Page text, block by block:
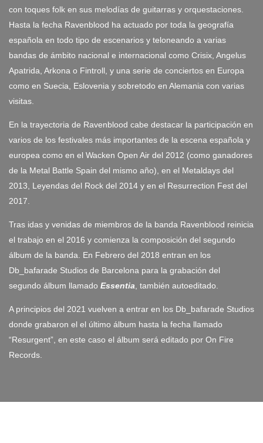
con toques folk en sus melodías de guitarras y orquestaciones.
Hasta la fecha Ravenblood ha actuado por toda la geografía
española en todo tipo de escenarios y teloneando a varias
bandas de ámbito nacional e internacional como Crisix, Angelus
Apatrida, Arkona o Fintroll, y una serie de conciertos en Europa
como en Suecia, Eslovenia y sobretodo en Alemania con varias
visitas.
En la trayectoria de Ravenblood cabe destacar la participación en
varios de los festivales más importantes de la escena española y
europea como en el Wacken Open Air del 2012 (como ganadores
de la Metal Battle Spain del mismo año), en el Metaldays del
2013, Leyendas del Rock del 2014 y en el Resurrection Fest del
2017.
Tras idas y venidas de miembros de la banda Ravenblood reinicia
el trabajo en el 2016 y comienza la composición del segundo
álbum de la banda. En Febrero del 2018 entran en los
Db_bafarade Studios de Barcelona para la grabación del
segundo álbum llamado Essentia, también autoeditado.
A principios del 2021 vuelven a entrar en los Db_bafarade Studios
donde grabaron el el último álbum hasta la fecha llamado
“Resurgent”, en este caso el álbum será editado por On Fire
Records.